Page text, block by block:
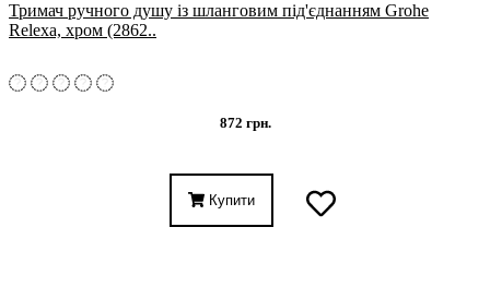
Тримач ручного душу із шланговим під'єднанням Grohe
Relexa, хром (2862..
872 грн.
Купити